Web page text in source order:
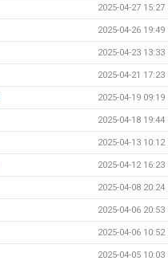
2025-04-27 15:27
2025-04-26 19:49
2025-04-23 13:33
2025-04-21 17:23
2025-04-19 09:19
2025-04-18 19:44
2025-04-13 10:12
2025-04-12 16:23
2025-04-08 20:24
2025-04-06 20:53
2025-04-06 10:52
2025-04-05 10:03